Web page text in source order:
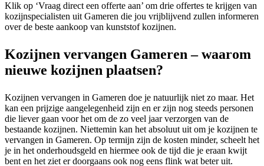
Klik op ‘Vraag direct een offerte aan’ om drie offertes te krijgen van
kozijnspecialisten uit Gameren die jou vrijblijvend zullen informeren
over de beste aankoop van kunststof kozijnen.
Kozijnen vervangen Gameren – waarom
nieuwe kozijnen plaatsen?
Kozijnen vervangen in Gameren doe je natuurlijk niet zo maar. Het
kan een prijzige aangelegenheid zijn en er zijn nog steeds personen
die liever gaan voor het om de zo veel jaar verzorgen van de
bestaande kozijnen. Niettemin kan het absoluut uit om je kozijnen te
vervangen in Gameren. Op termijn zijn de kosten minder, scheelt het
je in het onderhoudsgeld en hiermee ook de tijd die je eraan kwijt
bent en het ziet er doorgaans ook nog eens flink wat beter uit.